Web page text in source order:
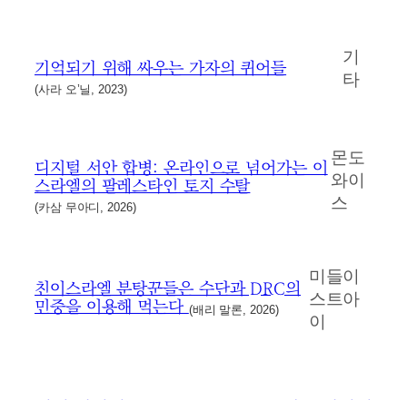
기억되기 위해 싸우는 가자의 퀴어들
(사라 오’닐, 2023)
기
타
디지털 서안 합병: 온라인으로 넘어가는 이
스라엘의 팔레스타인 토지 수탈
(카삼 무아디, 2026)
몬도
와이
스
친이스라엘 분탕꾼들은 수단과 DRC의
민중을 이용해 먹는다(배리 말론, 2026)
미들이
스트아
이